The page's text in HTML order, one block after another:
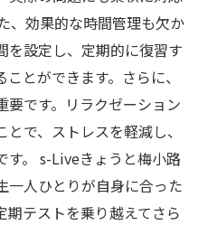
、効果的な時間管理も欠か
を設定し、定期的に復習す
とができます。さらに、
要です。リラクゼーション
で、ストレスを軽減し、
す。 s-Liveきょうと梅小路
一人ひとりが自身に合った
テストを乗り越えてさら